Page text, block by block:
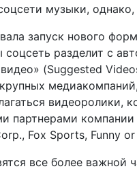
музыки,
запуск нового
разделит с
(Suggested
видеоролики,
партнерами
Fox Sports, Funny
все более важной